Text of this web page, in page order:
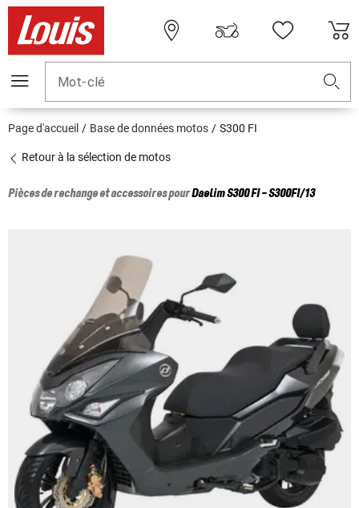
Mot-clé
Page d'accueil Base de données motos S300 FI
Retour à la sélection de motos
Pièces de rechange et accessoires pourDaelimS300 FI - S300FI/13